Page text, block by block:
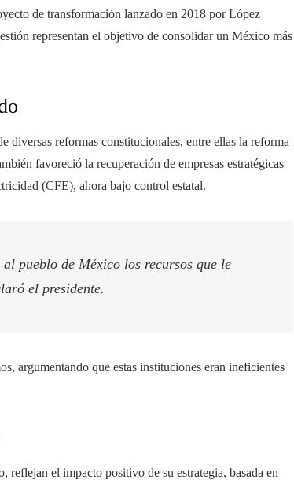
de transformación lanzado en 2018 por López
representan el objetivo de consolidar un México más
diversas reformas constitucionales, entre ellas la reforma
favoreció la recuperación de empresas estratégicas
(CFE), ahora bajo control estatal.
pueblo de México los recursos que le
el presidente.
argumentando que estas instituciones eran ineficientes
reflejan el impacto positivo de su estrategia, basada en